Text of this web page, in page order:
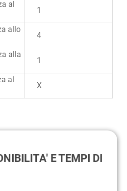
al
1
allo
4
alla
1
al
X
E TEMPI DI